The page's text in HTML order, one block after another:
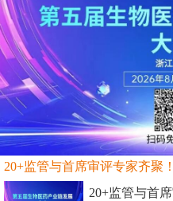
20+监管与首